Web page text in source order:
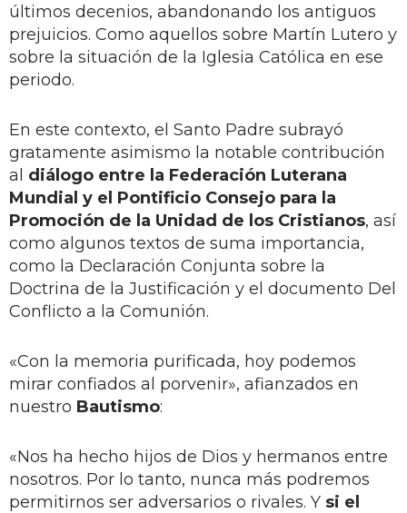
últimos decenios, abandonando los antiguos
prejuicios. Como aquellos sobre Martín Lutero y
sobre la situación de la Iglesia Católica en ese
periodo.
En este contexto, el Santo Padre subrayó
gratamente asimismo la notable contribución
al diálogo entre la Federación Luterana
Mundial y el Pontificio Consejo para la
Promoción de la Unidad de los Cristianos, así
como algunos textos de suma importancia,
como la Declaración Conjunta sobre la
Doctrina de la Justificación y el documento Del
Conflicto a la Comunión.
«Con la memoria purificada, hoy podemos
mirar confiados al porvenir», afianzados en
nuestro Bautismo:
«Nos ha hecho hijos de Dios y hermanos entre
nosotros. Por lo tanto, nunca más podremos
permitirnos ser adversarios o rivales. Y si el